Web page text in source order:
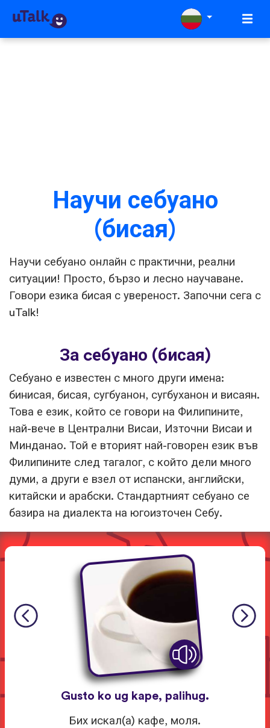
Научи себуано
(бисая)
Научи себуано онлайн с практични, реални
ситуации! Просто, бързо и лесно научаване.
Говори езика бисая с увереност. Започни сега с
uTalk!
За cебуано (бисая)
Себуано е известен с много други имена:
бинисая, бисая, сугбуанон, сугбуханон и висаян.
Това е език, който се говори на Филипините,
най-вече в Централни Висаи, Източни Висаи и
Минданао. Той е вторият най-говорен език във
Филипините след тагалог, с който дели много
думи, а други е взел от испански, английски,
китайски и арабски. Стандартният себуано се
базира на диалекта на югоизточен Себу.
Gusto ko ug kape, palihug.
Бих искал(а) кафе, моля.